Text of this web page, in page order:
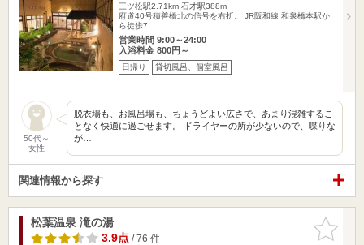
三ツ松駅2.71km 石才駅388m
府道40号積善橋北の信号を右折。 JR阪和線 和泉橋本駅か
ら徒歩7…
営業時間 9:00～24:00
入浴料金 800円～
日帰り 貸切風呂、個室風呂
50代～
女性
脱衣場も、お風呂場も、ちょうどよい広さで、あまり混雑するこ
となく快適に過ごせます。 ドライヤーの所が少ないので、喋りな
が…
関連情報から探す
お気に入
りに追加
松葉温泉 滝の湯
3.9点/ 76 件